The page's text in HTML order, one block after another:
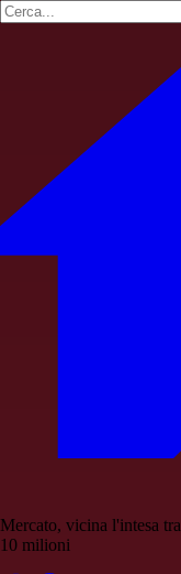
Mercato, vicina l'intesa
10 milioni